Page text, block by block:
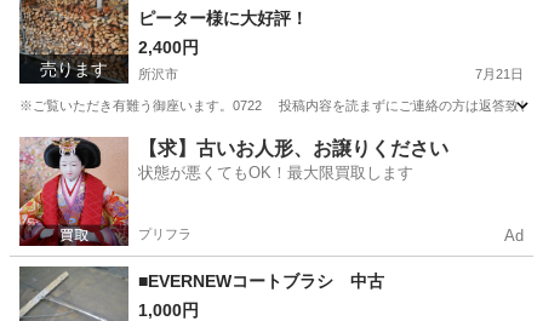
売ります
ピーター様に大好評！
2,400円
所沢市 7月21日
※ご覧いただき有難う御座います。0722 投稿内容を読まずにご連絡の方は返答致
埼玉 所沢市 その他 薪割り
【求】古いお人形、お譲りください
状態が悪くてもOK！最大限買取します
プリフラ Ad
■EVERNEWコートブラシ 中古
1,000円